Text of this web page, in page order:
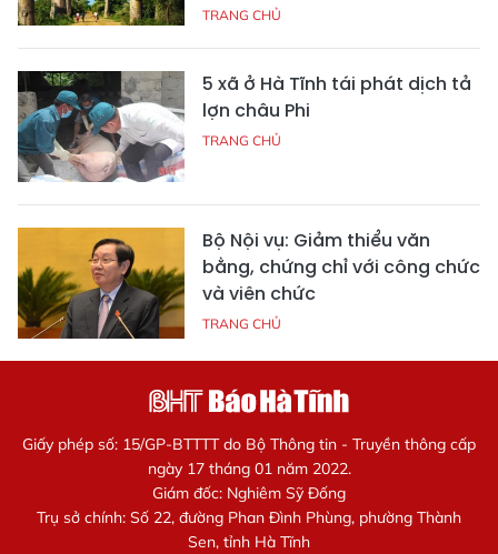
TRANG CHỦ
5 xã ở Hà Tĩnh tái phát dịch tả
lợn châu Phi
TRANG CHỦ
Bộ Nội vụ: Giảm thiểu văn
bằng, chứng chỉ với công chức
và viên chức
TRANG CHỦ
Giấy phép số: 15/GP-BTTTT do Bộ Thông tin - Truyền thông cấp
ngày 17 tháng 01 năm 2022.
Giám đốc: Nghiêm Sỹ Đống
Trụ sở chính: Số 22, đường Phan Đình Phùng, phường Thành
Sen, tỉnh Hà Tĩnh